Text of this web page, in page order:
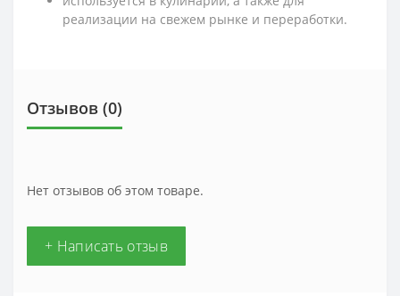
реализации на свежем рынке и переработки.
Отзывов (0)
Нет отзывов об этом товаре.
+ Написать отзыв